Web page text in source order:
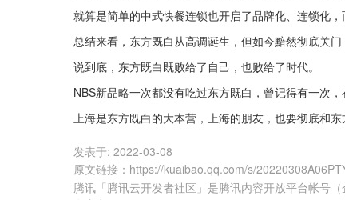
就算是简单的中式快餐连锁也开启了品牌化、连锁化，
总结来看，东方既白从高调诞生，但如今黯然彻底关
说到底，东方既白既败给了自己，也败给了时代。
NBS新品略一次都没有吃过东方既白，曾记得有一次
上海是东方既白的大本营，上海的朋友，也要彻底和东
发表于: 2022-03-08
原文链接 ： https://kuaibao.qq.com/s/
腾讯「腾讯云开发者社区」是腾讯内容开放平台帐号